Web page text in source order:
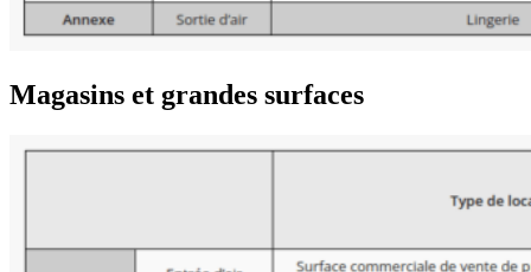
Magasins et grandes surfaces